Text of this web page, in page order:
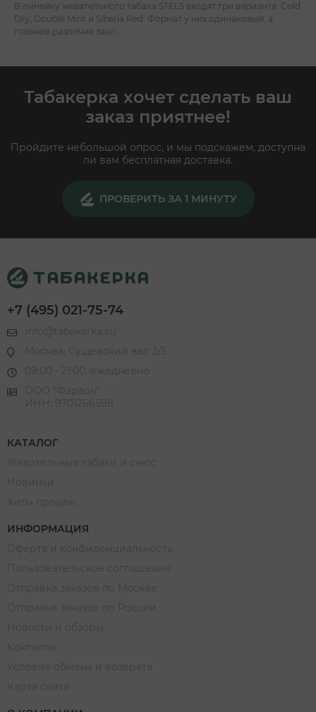
В линейку жевательного табака STELS входят три варианта: Cold
Dry, Double Mint и Siberia Red. Формат у них одинаковый, а
главное различие закл...
Табакерка хочет сделать ваш
заказ приятнее!
Пройдите небольшой опрос, и мы подскажем, доступна
ли вам бесплатная доставка.
ПРОВЕРИТЬ ЗА 1 МИНУТУ
+7 (495) 021-75-74
КАТАЛОГ
ИНФОРМАЦИЯ